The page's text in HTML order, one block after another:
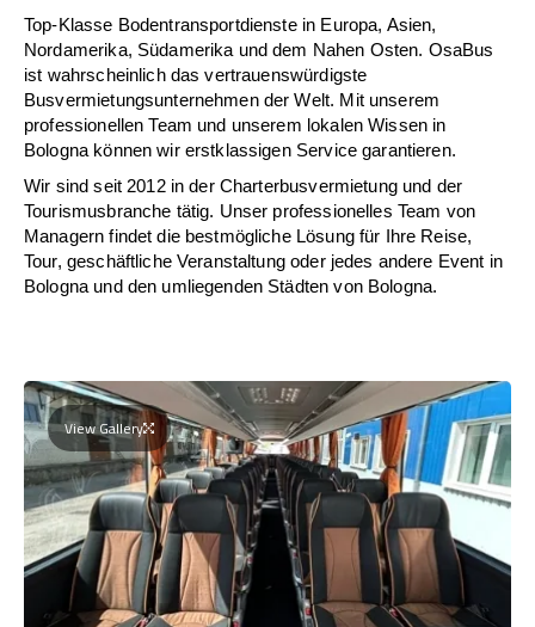
Top-Klasse Bodentransportdienste in Europa, Asien,
Nordamerika, Südamerika und dem Nahen Osten. OsaBus
ist wahrscheinlich das vertrauenswürdigste
Busvermietungsunternehmen der Welt. Mit unserem
professionellen Team und unserem lokalen Wissen in
Bologna können wir erstklassigen Service garantieren.
Wir sind seit 2012 in der Charterbusvermietung und der
Tourismusbranche tätig. Unser professionelles Team von
Managern findet die bestmögliche Lösung für Ihre Reise,
Tour, geschäftliche Veranstaltung oder jedes andere Event in
Bologna und den umliegenden Städten von Bologna.
View Gallery